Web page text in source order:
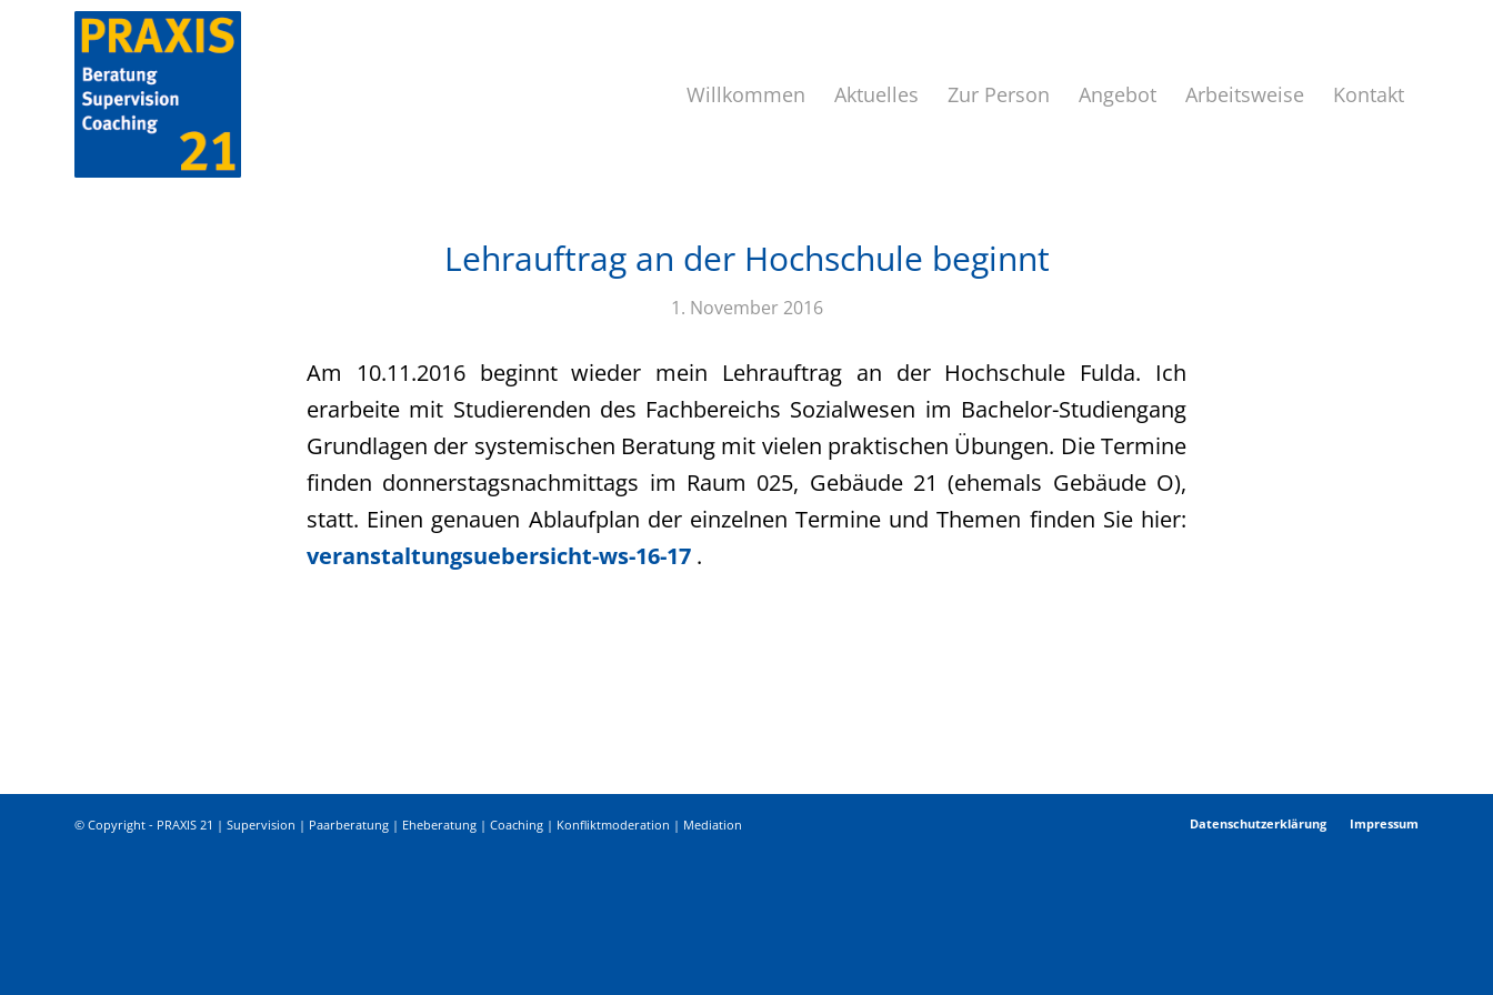
Willkommen Aktuelles Zur Person Angebot Arbeitsweise Kontakt
Lehrauftrag an der Hochschule beginnt
1. November 2016
Am 10.11.2016 beginnt wieder mein Lehrauftrag an der Hochschule Fulda. Ich
erarbeite mit Studierenden des Fachbereichs Sozialwesen im Bachelor-Studiengang
Grundlagen der systemischen Beratung mit vielen praktischen Übungen. Die Termine
finden donnerstagsnachmittags im Raum 025, Gebäude 21 (ehemals Gebäude O),
statt. Einen genauen Ablaufplan der einzelnen Termine und Themen finden Sie hier:
veranstaltungsuebersicht-ws-16-17 .
© Copyright - PRAXIS 21 | Supervision | Paarberatung | Eheberatung | Coaching | Konfliktmoderation | Mediation Datenschutzerklärung Impressum